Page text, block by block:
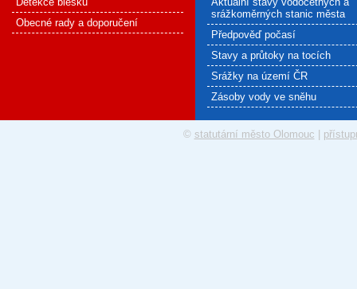
Obecné rady a doporučení
srážkoměrných stanic města
Předpověď počasí
Stavy a průtoky na tocích
Srážky na území ČR
Zásoby vody ve sněhu
© statutární město Olomouc